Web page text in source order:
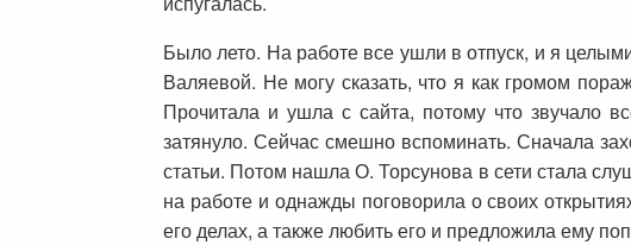
Было лето. На работе все ушли в отпуск, и я
Валяевой. Не могу сказать, что я как громом
Прочитала и ушла с сайта, потому что
затянуло. Сейчас смешно вспоминать. Сначала
статьи. Потом нашла О. Торсунова в сети стала
на работе и однажды поговорила о своих
его делах, а также любить его и предложила ему